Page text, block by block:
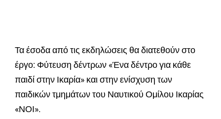
Τα έσοδα από τις εκδηλώσεις θα διατεθούν στο
έργο: Φύτευση δέντρων «Ένα δέντρο για κάθε
παιδί στην Ικαρία» και στην ενίσχυση των
παιδικών τμημάτων του Ναυτικού Ομίλου Ικαρίας
«ΝΟΙ».